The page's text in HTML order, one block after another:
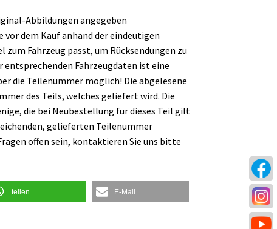
Abbildungen angegeben
dem Kauf anhand der eindeutigen
Fahrzeug passt, um Rücksendungen zu
entsprechenden Fahrzeugdaten ist eine
die Teilenummer möglich! Die abgelesene
des Teils, welches geliefert wird. Die
die bei Neubestellung für dieses Teil gilt
gelieferten Teilenummer
offen sein, kontaktieren Sie uns bitte
teilen E-Mail